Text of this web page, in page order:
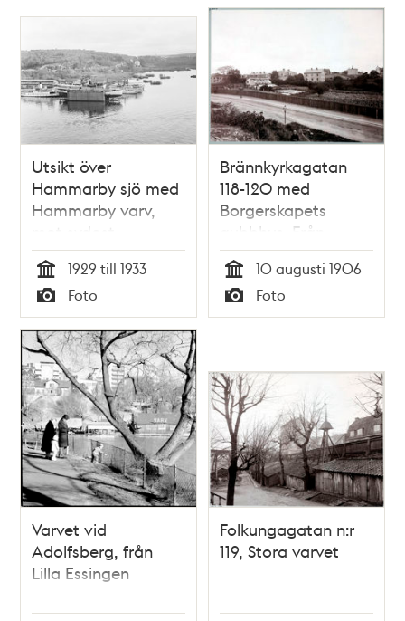
Utsikt över
Hammarby sjö med
Hammarby varv,
mot sydost
Tid
1929 till 1933
Typ
Foto
Brännkyrkagatan
118-120 med
Borgerskapets
gubbhus. Från
Högalidsberget och
Varvsgatan mot
nordost
Tid
10 augusti 1906
Typ
Foto
Varvet vid
Adolfsberg, från
Lilla Essingen
Folkungagatan n:r
119, Stora varvet